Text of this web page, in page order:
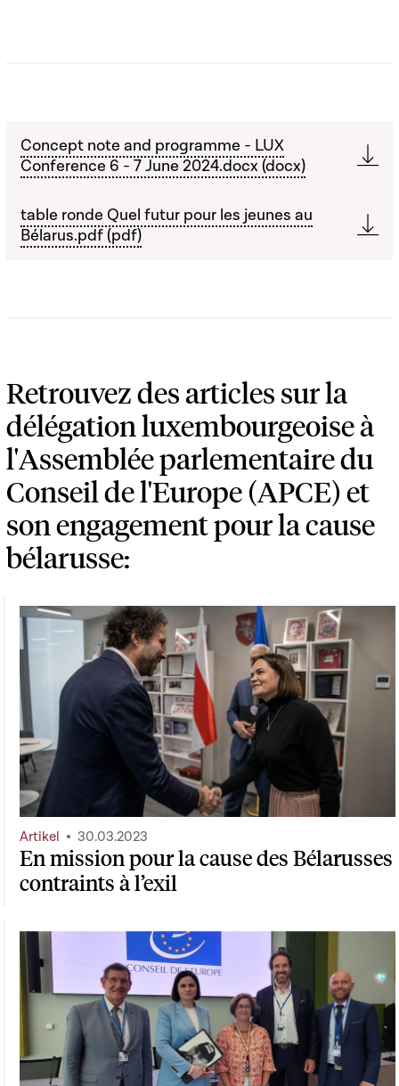
Concept note and programme - LUX
Conference 6 - 7 June 2024.docx (docx)
table ronde Quel futur pour les jeunes au
Bélarus.pdf (pdf)
Retrouvez des articles sur la
délégation luxembourgeoise à
l'Assemblée parlementaire du
Conseil de l'Europe (APCE) et
son engagement pour la cause
bélarusse:
En mission pour la cause des Bélarusses
contraints à l’exil
Artikel 30.03.2023